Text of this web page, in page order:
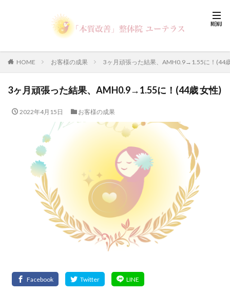
HOME お客様の成果 3ヶ月頑張った結果、AMH0.9→1.55に！(44
3ヶ月頑張った結果、AMH0.9→1.55に！(44歳 女性)
2022年4月15日 お客様の成果